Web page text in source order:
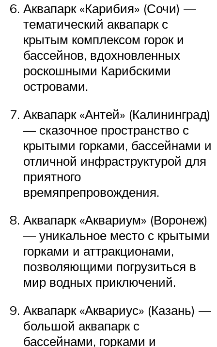
Аквапарк «Карибия» (Сочи) —
тематический аквапарк с
крытым комплексом горок и
бассейнов, вдохновленных
роскошными Карибскими
островами.
Аквапарк «Антей» (Калининград)
— сказочное пространство с
крытыми горками, бассейнами и
отличной инфраструктурой для
приятного
времяпрепровождения.
Аквапарк «Аквариум» (Воронеж)
— уникальное место с крытыми
горками и аттракционами,
позволяющими погрузиться в
мир водных приключений.
Аквапарк «Аквариус» (Казань) —
большой аквапарк с
бассейнами, горками и